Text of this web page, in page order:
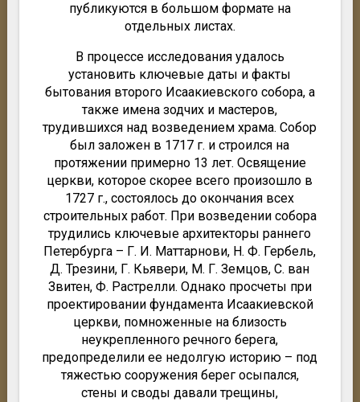
публикуются в большом формате на
отдельных листах.
В процессе исследования удалось
установить ключевые даты и факты
бытования второго Исаакиевского собора, а
также имена зодчих и мастеров,
трудившихся над возведением храма. Собор
был заложен в 1717 г. и строился на
протяжении примерно 13 лет. Освящение
церкви, которое скорее всего произошло в
1727 г., состоялось до окончания всех
строительных работ. При возведении собора
трудились ключевые архитекторы раннего
Петербурга – Г. И. Маттарнови, Н. Ф. Гербель,
Д. Трезини, Г. Кьявери, М. Г. Земцов, С. ван
Звитен, Ф. Растрелли. Однако просчеты при
проектировании фундамента Исаакиевской
церкви, помноженные на близость
неукрепленного речного берега,
предопределили ее недолгую историю – под
тяжестью сооружения берег осыпался,
стены и своды давали трещины,